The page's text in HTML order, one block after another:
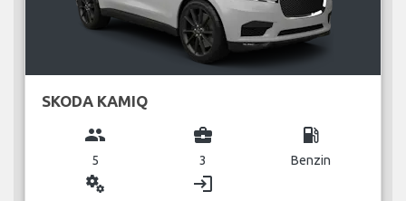
SKODA KAMIQ
group
5
business_center
3
local_gas_station
Benzin
miscellaneous_services login